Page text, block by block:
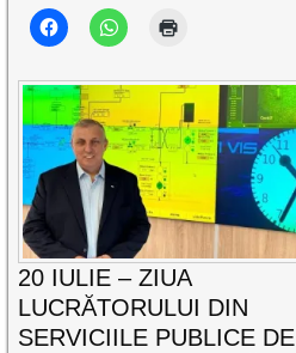
20 IULIE – ZIUA
LUCRĂTORULUI DIN
SERVICIILE PUBLICE DE